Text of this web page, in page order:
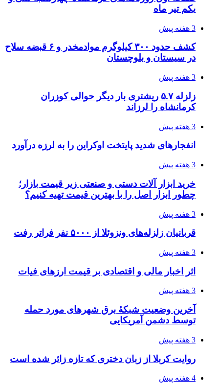
توسط دشمن آمریکایی
3 هفته پیش
روایت کربلا از زبان دختری که تازه زائر شده است
دردسرساز شد
چرا انتخاب تامین‌کننده تجهیزات جوشکاری، کیفیت
پروژه را تعیین می‌کند؟
4 هفته پیش
تفکر «تساوی» باعث صعود نکردن تیم ملی شد/
فدراسیون نگاهش را عوض کند
4 هفته پیش
از کجا تجهیزات ترافیکی باکیفیت بخریم؟ راهنمای
4 هفته پیش
روسیه
4 هفته پیش